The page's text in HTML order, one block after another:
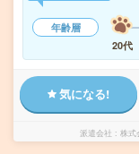
年齢層
20代
気になる!
派遣会社 株式